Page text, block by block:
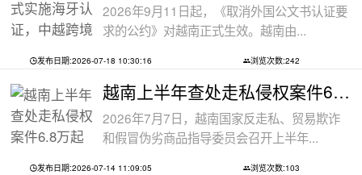
2026年9月11日起，《取消外国公文书认证要
求的公约》对越南正式生效。越南由...
发布日期:2026-07-18 10:30:16 浏览次数:242
越南上半年查处走私侵权案件6.8万起
2026年7月7日，越南国家反走私、贸易欺诈
和假冒伪劣商品指导委员会召开上半年...
发布日期:2026-07-14 11:09:05 浏览次数:103